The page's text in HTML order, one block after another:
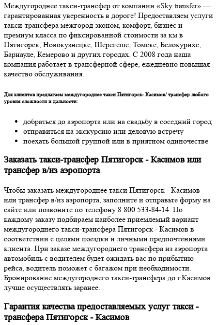
Междугороднее такси-трансфер от компании «Sky transfer» —
гарантированная уверенность в дороге! Предоставляем услуги
такси-трансфера межгород эконом, комфорт, бизнес и
премиум класса по фиксированной стоимости за км в
Пятигорск, Новокузнецке, Шерегеше, Томске, Белокурихе,
Барнауле, Кемерово и других городах. С 2008 года наша
компания работает в трансферной сфере, ежедневно повышая
качество обслуживания.
Для клиентов предлагаем междугороднее такси Пятигорск- Касимов/ трансфер любого
уровня сложности и дальности:
добраться до аэропорта или на свадьбу в соседний город
отправиться на экскурсию или деловую встречу
поехать большой группой или в приятном одиночестве
Заказать такси-трансфер Пятигорск - Касимов или
трансфер в/из аэропорта
Чтобы заказать междугороднее такси Пятигорск - Касимов
или трансфер в/из аэропорта, заполните и отправьте форму на
сайте или позвоните по телефону 8 800 533-84-14. По
каждому заказу подбираем наиболее приемлемый вариант
междугороднего такси-трансфера Пятигорск - Касимов в
соответствии с целями поездки и личными предпочтениями
клиента. При заказе междугороднего трансфера из аэропорта
автомобиль с водителем будет ожидать вас по прибытию
рейса, водитель поможет с багажом при необходимости.
Бронирование междугороднего такси-трансфера до г.Касимов
лучше осуществлять заранее.
Гарантия качества предоставляемых услуг такси -
трансфера Пятигорск - Касимов